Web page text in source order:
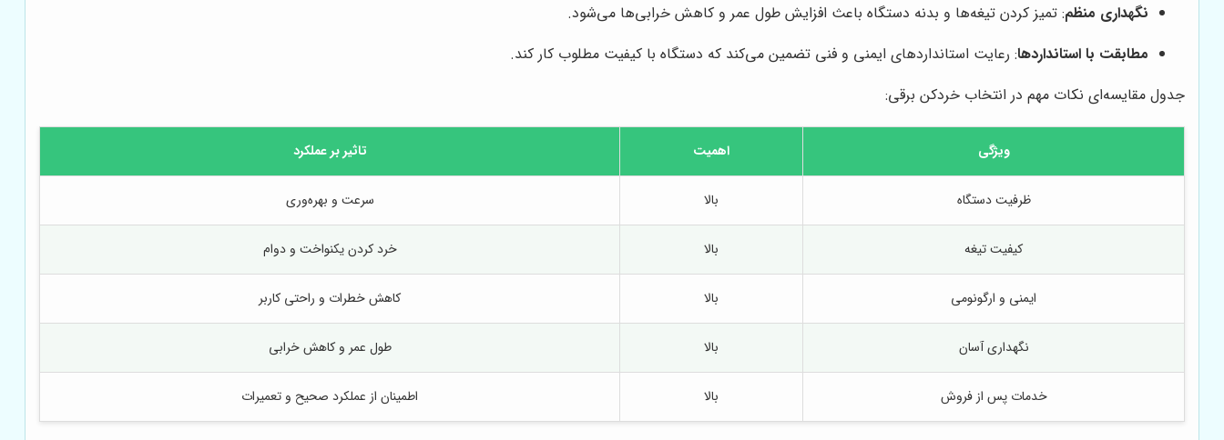
نگهداری منظم: تمیز کردن تیغه‌ها و بدنه دستگاه باعث افزایش طول عمر و کاهش خرابی‌ها می‌شود.
مطابقت با استانداردها: رعایت استانداردهای ایمنی و فنی تضمین می‌کند که دستگاه با کیفیت مطلوب کار کند.
جدول مقایسه‌ای نکات مهم در انتخاب خردکن برقی:
ویژگی اهمیت تاثیر بر عملکرد
ظرفیت دستگاه بالا سرعت و بهره‌وری
کیفیت تیغه بالا خرد کردن یکنواخت و دوام
ایمنی و ارگونومی بالا کاهش خطرات و راحتی کاربر
نگهداری آسان بالا طول عمر و کاهش خرابی
خدمات پس از فروش بالا اطمینان از عملکرد صحیح و تعمیرات